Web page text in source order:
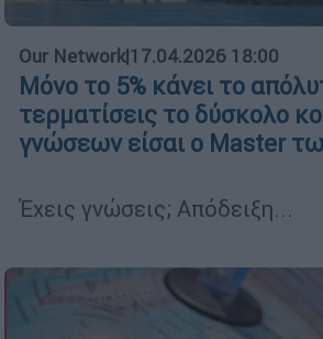
Our Network|17.04.2026 18:00
Μόνο το 5% κάνει το
τερματίσεις το δύσκολο
γνώσεων είσαι ο Master
Έχεις γνώσεις; Απόδειξη...